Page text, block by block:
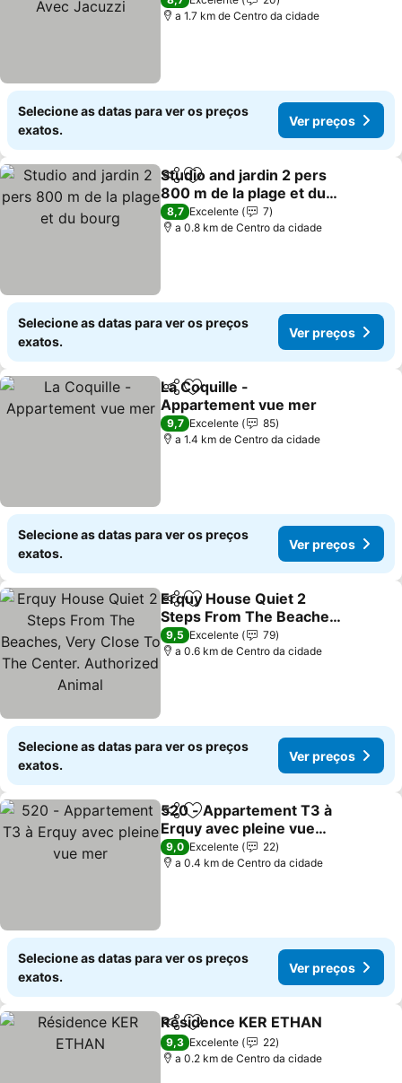
a 1.7 km de Centro da cidade
Selecione as datas para ver os preços
exatos.
Ver preços
PartilharAdicionar aos favoritos
Studio and jardin 2 pers
800 m de la plage et du
bourg
8,7 Excelente
7
a 0.8 km de Centro da cidade
Selecione as datas para ver os preços
exatos.
Ver preços
PartilharAdicionar aos favoritos
La Coquille -
Appartement vue mer
9,7 Excelente
85
a 1.4 km de Centro da cidade
Selecione as datas para ver os preços
exatos.
Ver preços
PartilharAdicionar aos favoritos
Erquy House Quiet 2
Steps From The Beaches,
Very Close To The
Center. Authorized
9,5 Excelente
79
a 0.6 km de Centro da cidade
Selecione as datas para ver os preços
exatos.
Ver preços
PartilharAdicionar aos favoritos
520 - Appartement T3 à
Erquy avec pleine vue
mer
9,0 Excelente
22
a 0.4 km de Centro da cidade
Selecione as datas para ver os preços
exatos.
Ver preços
PartilharAdicionar aos favoritos
Résidence KER ETHAN
9,3 Excelente
22
a 0.2 km de Centro da cidade